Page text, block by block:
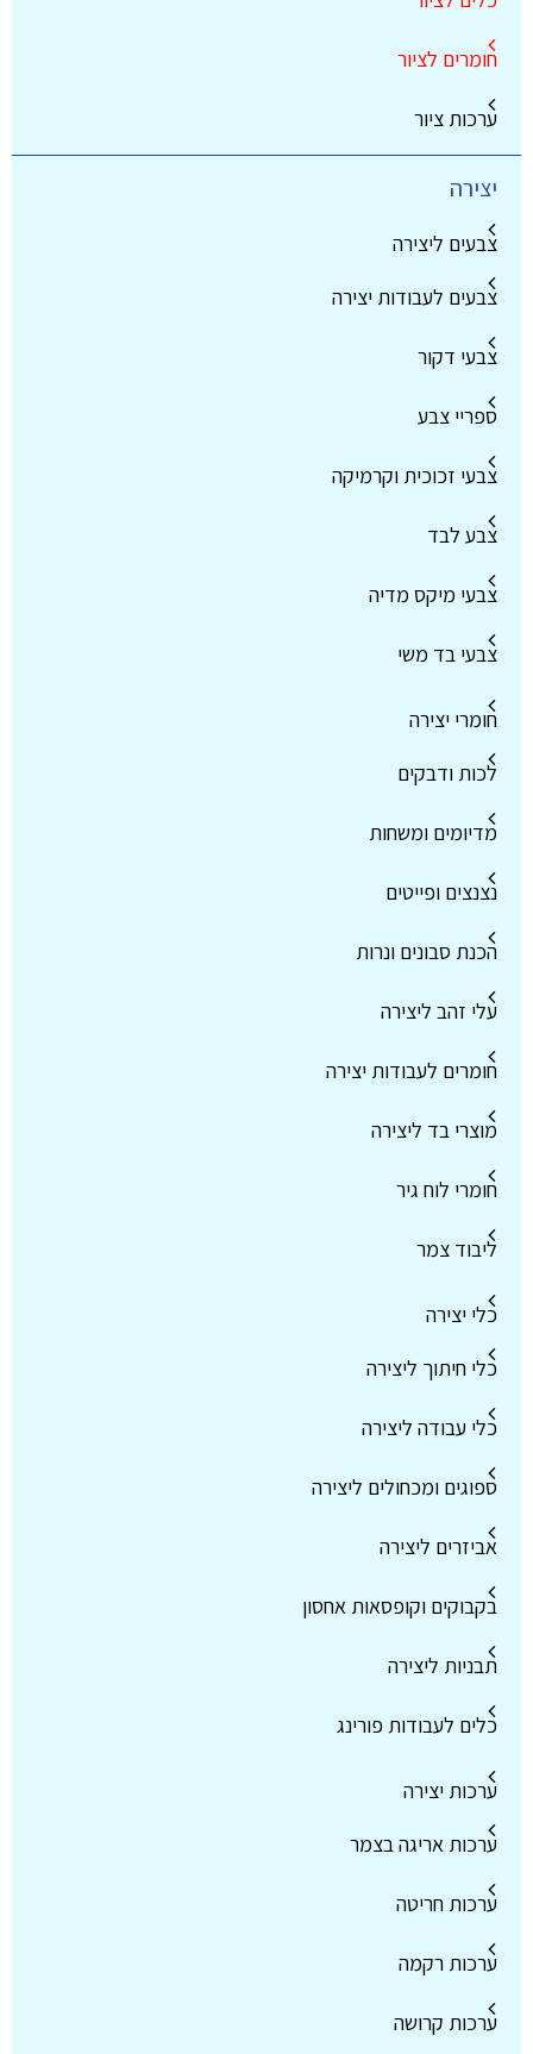
חומרים לציור
ערכות ציור
יצירה
צבעים ליצירה
צבעים לעבודות יצירה
צבעי דקור
ספריי צבע
צבעי זכוכית וקרמיקה
צבע לבד
צבעי מיקס מדיה
צבעי בד משי
חומרי יצירה
לכות ודבקים
מדיומים ומשחות
נצנצים ופייטים
הכנת סבונים ונרות
עלי זהב ליצירה
חומרים לעבודות יצירה
מוצרי בד ליצירה
חומרי לוח גיר
ליבוד צמר
כלי יצירה
כלי חיתוך ליצירה
כלי עבודה ליצירה
ספוגים ומכחולים ליצירה
אביזרים ליצירה
בקבוקים וקופסאות אחסון
תבניות ליצירה
כלים לעבודות פורינג
ערכות יצירה
ערכות אריגה בצמר
ערכות חריטה
ערכות רקמה
ערכות קרושה